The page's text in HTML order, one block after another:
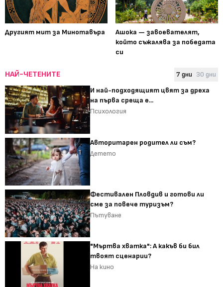
Другият мит за Минотавъра
Ашока — завоевателят,
който съжалява за победата
си
НАЙ-ЧЕТЕНИТЕ 7 дни 30 дни
И най-подходящият цвят за дреха
на първа среща е...
Психология
Авторитарен родител ли съм?
Детето
Фестивален Пловдив и готови ли
сме за повече туризъм?
Пътуване
"Мъртва хватка": А какъв би бил
твоят сценарии?
На кино